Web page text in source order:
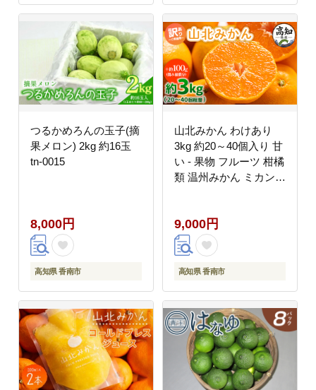
つるかめろんの玉子(摘
果メロン) 2kg 約16玉
tn-0015
8,000円
高知県 香南市
山北みかん わけあり
3kg 約20～40個入り 甘
い - 果物 フルーツ 柑橘
類 温州みかん ミカン
い 美味しい 山北みらい
高知県 香南市 yk-0063
9,000円
高知県 香南市